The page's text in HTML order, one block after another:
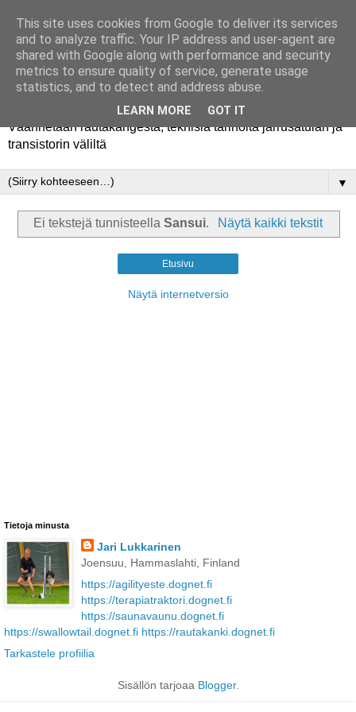
Rautakanki
Väännetään rautakangesta, teknisiä tarinoita jarrusatulan ja
transistorin väliltä
▼
Ei tekstejä tunnisteellaSansui. Näytä kaikki tekstit
Etusivu
Näytä internetversio
Tietoja minusta
Jari Lukkarinen
Joensuu, Hammaslahti, Finland
https://agilityeste.dognet.fi
https://terapiatraktori.dognet.fi
https://saunavaunu.dognet.fi
https://swallowtail.dognet.fi https://rautakanki.dognet.fi
Tarkastele profiilia
Sisällön tarjoaa Blogger.
This site uses cookies from Google to deliver its services
and to analyze traffic. Your IP address and user-agent are
shared with Google along with performance and security
metrics to ensure quality of service, generate usage
statistics, and to detect and address abuse.
LEARN MORE GOT IT